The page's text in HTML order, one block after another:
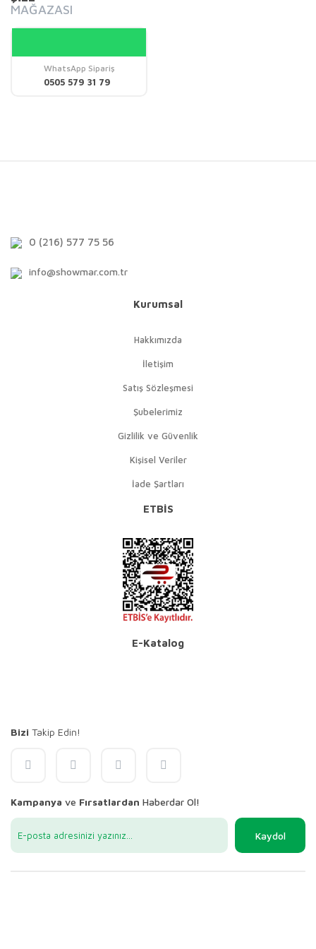
MAĞAZASI
WhatsApp Sipariş
0505 579 31 79
0 (216) 577 75 56
info@showmar.com.tr
Kurumsal
Hakkımızda
İletişim
Satış Sözleşmesi
Şubelerimiz
Gizlilik ve Güvenlik
Kişisel Veriler
İade Şartları
ETBİS
E-Katalog
Bizi Takip Edin!
Kampanya ve Fırsatlardan Haberdar Ol!
Kaydol